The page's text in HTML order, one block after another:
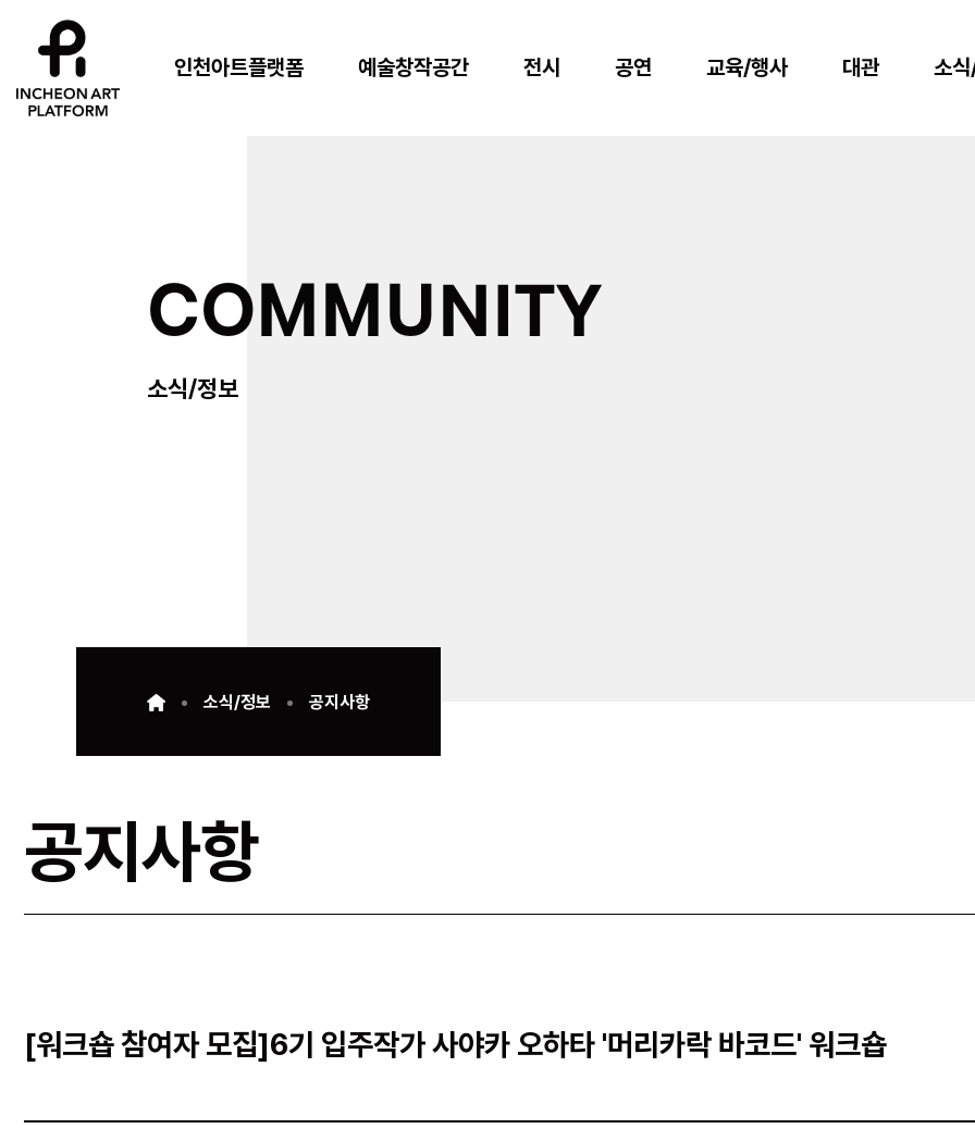
인천아트플랫폼 예술창작공간 전시 공연 교육/행사 대관 소
COMMUNITY
소식/정보
소식/정보 공지사항
공지사항
[워크숍 참여자 모집]6기 입주작가 사야카 오하타 '머리카락 바코드' 워크숍